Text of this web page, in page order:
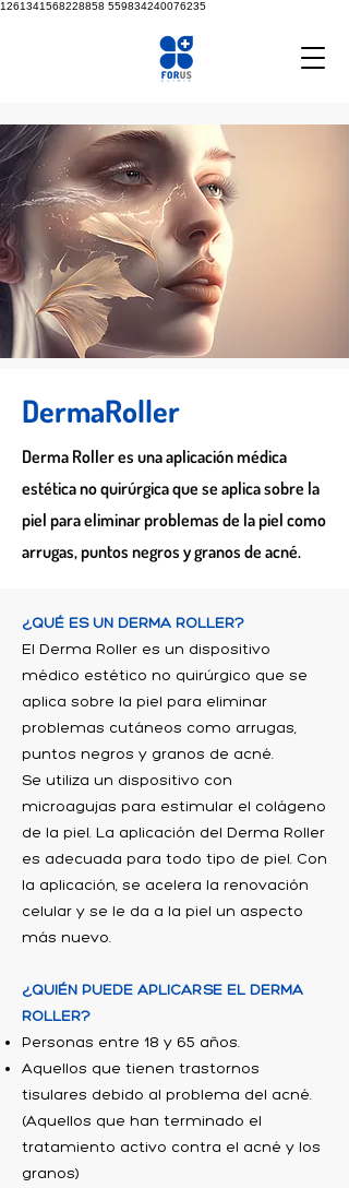
1261341568228858 559834240076235
DermaRoller
Derma Roller es una aplicación médica
estética no quirúrgica que se aplica sobre la
piel para eliminar problemas de la piel como
arrugas, puntos negros y granos de acné.
¿QUÉ ES UN DERMA ROLLER?
El Derma Roller es un dispositivo
médico estético no quirúrgico que se
aplica sobre la piel para eliminar
problemas cutáneos como arrugas,
puntos negros y granos de acné.
Se utiliza un dispositivo con
microagujas para estimular el colágeno
de la piel. La aplicación del Derma Roller
es adecuada para todo tipo de piel. Con
la aplicación, se acelera la renovación
celular y se le da a la piel un aspecto
más nuevo.
¿QUIÉN PUEDE APLICARSE EL DERMA
ROLLER?
Personas entre 18 y 65 años.
Aquellos que tienen trastornos
tisulares debido al problema del acné.
(Aquellos que han terminado el
tratamiento activo contra el acné y los
granos)